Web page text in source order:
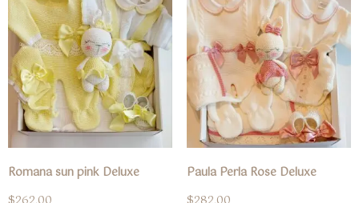
Romana sun pink Deluxe Paula Perla Rose Deluxe